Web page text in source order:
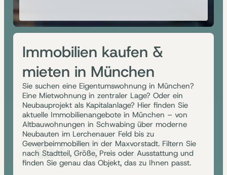
Immobilien kaufen &
mieten in München
Sie suchen eine Eigentumswohnung in München?
Eine Mietwohnung in zentraler Lage? Oder ein
Neubauprojekt als Kapitalanlage? Hier finden Sie
aktuelle Immobilienangebote in München – von
Altbauwohnungen in Schwabing über moderne
Neubauten im Lerchenauer Feld bis zu
Gewerbeimmobilien in der Maxvorstadt. Filtern Sie
nach Stadtteil, Größe, Preis oder Ausstattung und
finden Sie genau das Objekt, das zu Ihnen passt.